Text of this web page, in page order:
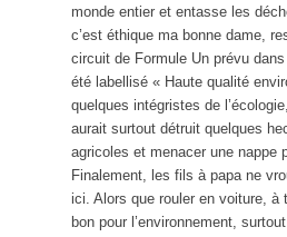
monde entier et entasse les
c’est éthique ma bonne dame,
circuit de Formule Un prévu
été labellisé « Haute qualité
quelques intégristes de
aurait surtout détruit quelques
agricoles et menacer une nappe
Finalement, les fils à papa ne
ici. Alors que rouler en voiture, à
bon pour l’environnement,